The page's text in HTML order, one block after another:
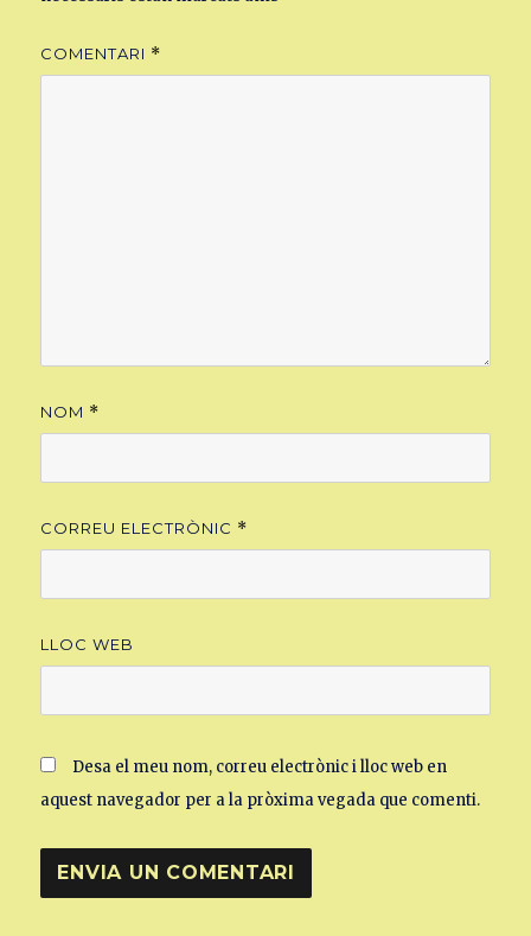
COMENTARI *
NOM *
CORREU ELECTRÒNIC *
LLOC WEB
Desa el meu nom, correu electrònic i lloc web en
aquest navegador per a la pròxima vegada que comenti.